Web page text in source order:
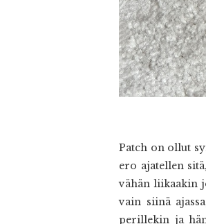
Patch on ollut
ero ajatellen
vähän liikaakin
vain siinä
perillekin ja